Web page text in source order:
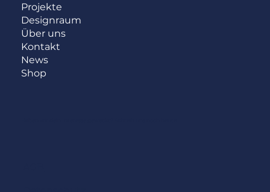
Projekte
Designraum
Über uns
Kontakt
News
Shop